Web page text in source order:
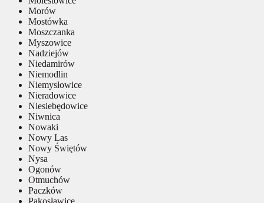
Morów
Mostówka
Moszczanka
Myszowice
Nadziejów
Niedamirów
Niemodlin
Niemysłowice
Nieradowice
Niesiebędowice
Niwnica
Nowaki
Nowy Las
Nowy Świętów
Nysa
Ogonów
Otmuchów
Paczków
Pakosławice